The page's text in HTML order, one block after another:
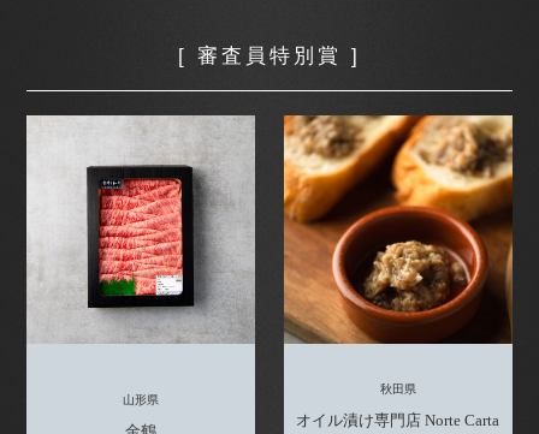
[ 審査員特別賞 ]
山形県
秋田県
オイル漬け専門店 Norte Carta